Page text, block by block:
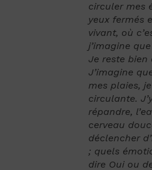
circuler mes
yeux fermés
vivant, où
j’imagine
Je reste bien
J’imagine
mes plaies,
circulante.
répandre,
cerveau
déclencher
; quels
dire Oui ou